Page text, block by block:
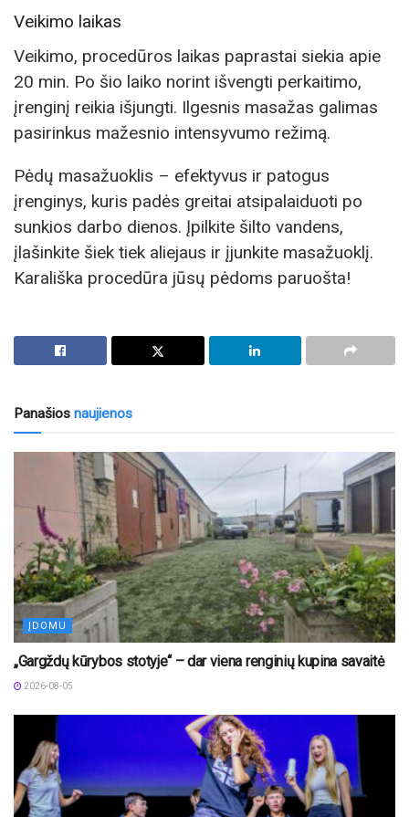
Veikimo laikas
Veikimo, procedūros laikas paprastai siekia apie
20 min. Po šio laiko norint išvengti perkaitimo,
įrenginį reikia išjungti. Ilgesnis masažas galimas
pasirinkus mažesnio intensyvumo režimą.
Pėdų masažuoklis – efektyvus ir patogus
įrenginys, kuris padės greitai atsipalaiduoti po
sunkios darbo dienos. Įpilkite šilto vandens,
įlašinkite šiek tiek aliejaus ir įjunkite masažuoklį.
Karališka procedūra jūsų pėdoms paruošta!
Panašios naujienos
ĮDOMU
„Gargždų kūrybos stotyje“ – dar viena renginių kupina savaitė
2026-08-05